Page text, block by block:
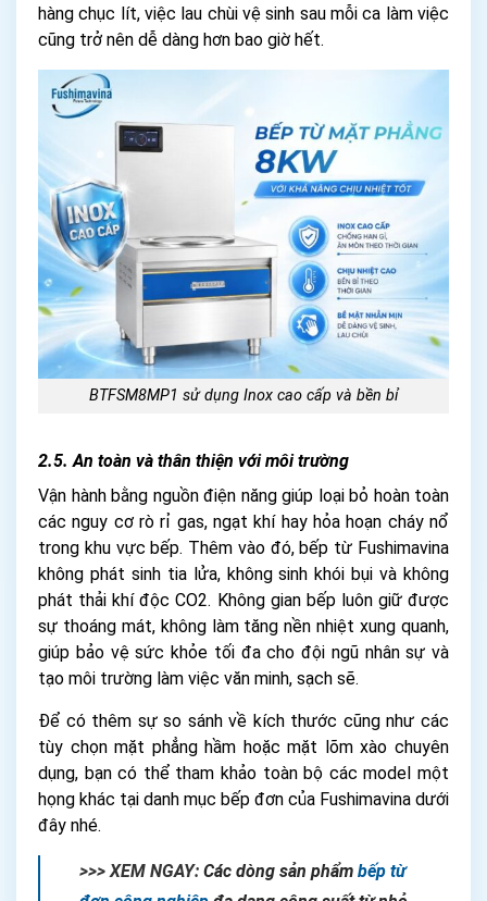
hàng chục lít, việc lau chùi vệ sinh sau mỗi ca làm việc
cũng trở nên dễ dàng hơn bao giờ hết.
BTFSM8MP1 sử dụng Inox cao cấp và bền bỉ
2.5. An toàn và thân thiện với môi trường
Vận hành bằng nguồn điện năng giúp loại bỏ hoàn toàn
các nguy cơ rò rỉ gas, ngạt khí hay hỏa hoạn cháy nổ
trong khu vực bếp. Thêm vào đó, bếp từ Fushimavina
không phát sinh tia lửa, không sinh khói bụi và không
phát thải khí độc CO2. Không gian bếp luôn giữ được
sự thoáng mát, không làm tăng nền nhiệt xung quanh,
giúp bảo vệ sức khỏe tối đa cho đội ngũ nhân sự và
tạo môi trường làm việc văn minh, sạch sẽ.
Để có thêm sự so sánh về kích thước cũng như các
tùy chọn mặt phẳng hầm hoặc mặt lõm xào chuyên
dụng, bạn có thể tham khảo toàn bộ các model một
họng khác tại danh mục bếp đơn của Fushimavina dưới
đây nhé.
>>> XEM NGAY: Các dòng sản phẩm bếp từ